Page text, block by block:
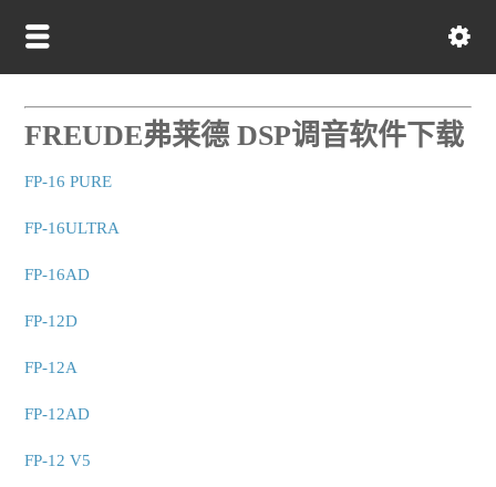
FREUDE弗莱德 DSP调音软件下载
FP-16 PURE
FP-16ULTRA
FP-16AD
FP-12D
FP-12A
FP-12AD
FP-12 V5